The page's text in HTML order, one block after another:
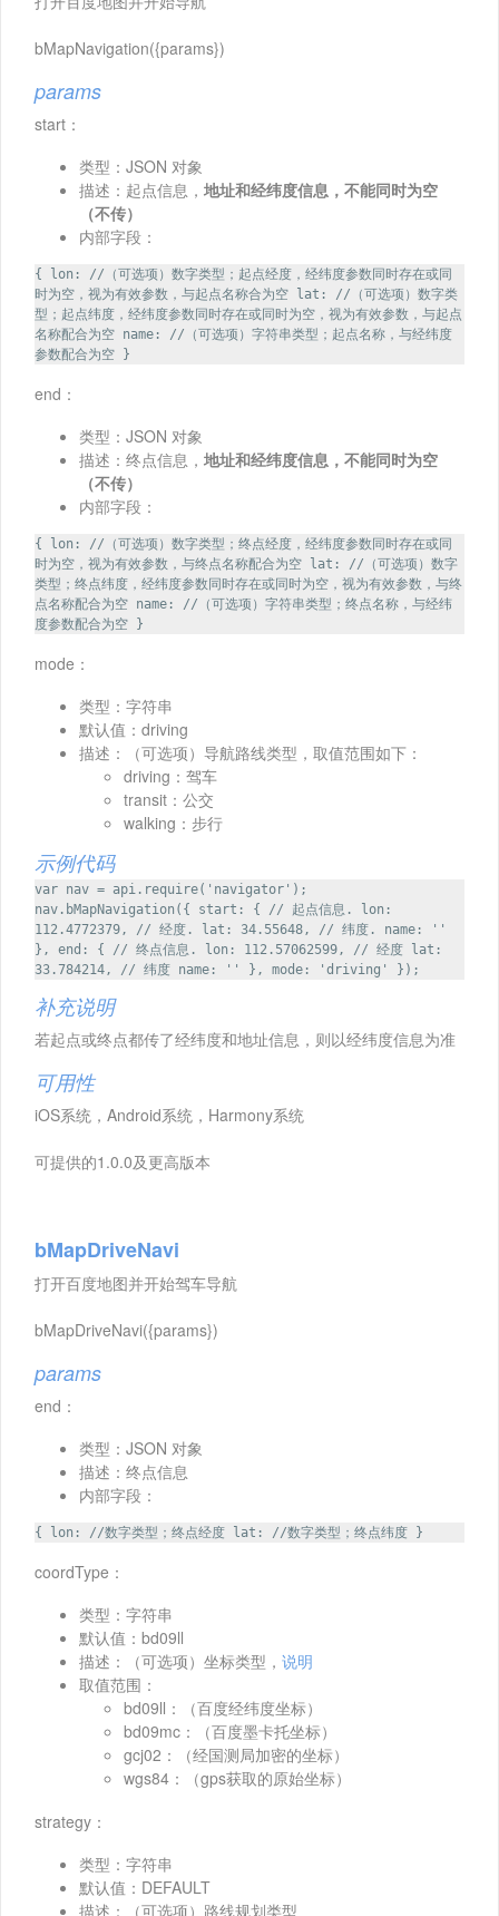
bMapNavigation({params})
params
start：
类型：JSON 对象
描述：起点信息， 地址和经纬度信息，不能同时为空
（不传）
内部字段：
{ lon: //（可选项）数字类型；起点经度，经纬度参数同时存在或同
时为空，视为有效参数，与起点名称合为空 lat: //（可选项）数字类
型；起点纬度，经纬度参数同时存在或同时为空，视为有效参数，与起点
名称配合为空 name: //（可选项）字符串类型；起点名称，与经纬度
参数配合为空 }
end：
类型：JSON 对象
描述：终点信息， 地址和经纬度信息，不能同时为空
（不传）
内部字段：
{ lon: //（可选项）数字类型；终点经度，经纬度参数同时存在或同
时为空，视为有效参数，与终点名称配合为空 lat: //（可选项）数字
类型；终点纬度，经纬度参数同时存在或同时为空，视为有效参数，与终
点名称配合为空 name: //（可选项）字符串类型；终点名称，与经纬
度参数配合为空 }
mode：
类型：字符串
默认值：driving
描述：（可选项）导航路线类型，取值范围如下：
driving：驾车
transit：公交
walking：步行
示例代码
var nav = api.require('navigator');
nav.bMapNavigation({ start: { // 起点信息. lon:
112.4772379, // 经度. lat: 34.55648, // 纬度. name: ''
}, end: { // 终点信息. lon: 112.57062599, // 经度 lat:
33.784214, // 纬度 name: '' }, mode: 'driving' });
补充说明
若起点或终点都传了经纬度和地址信息，则以经纬度信息为准
可用性
iOS系统，Android系统，Harmony系统
可提供的1.0.0及更高版本
bMapDriveNavi
打开百度地图并开始驾车导航
bMapDriveNavi({params})
params
end：
类型：JSON 对象
描述：终点信息
内部字段：
{ lon: //数字类型；终点经度 lat: //数字类型；终点纬度 }
coordType：
类型：字符串
默认值：bd09ll
描述：（可选项）坐标类型， 说明
取值范围：
bd09ll：（百度经纬度坐标）
bd09mc：（百度墨卡托坐标）
gcj02：（经国测局加密的坐标）
wgs84：（gps获取的原始坐标）
strategy：
类型：字符串
默认值：DEFAULT
描述：（可选项）路线规划类型